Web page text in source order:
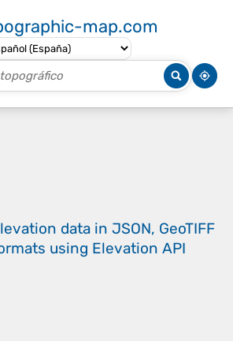
map.com
data in JSON, GeoTIFF
using Elevation API